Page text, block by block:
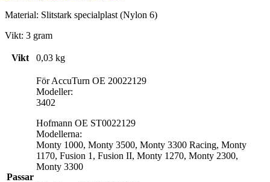
Material: Slitstark specialplast (Nylon 6)
Vikt: 3 gram
Vikt 0,03 kg
Passar
För AccuTurn OE 20022129
Modeller:
3402
Hofmann OE ST0022129
Modellerna:
Monty 1000, Monty 3500, Monty 3300 Racing, Monty
1170, Fusion 1, Fusion II, Monty 1270, Monty 2300,
Monty 3300